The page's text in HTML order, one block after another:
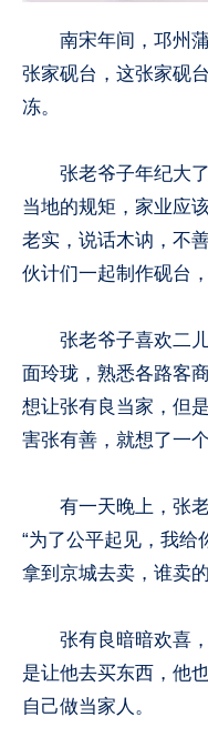
南宋年间，邛州蒲江盛产砚台，其中最有名的当数
张家砚台，这张家砚
冻。
张老爷子年纪大了
当地的规矩，家业应
老实，说话木讷，不
伙计们一起制作砚台
张老爷子喜欢二儿
面玲珑，熟悉各路客
想让张有良当家，但
害张有善，就想了一个
有一天晚上，张老
“为了公平起见，我给
拿到京城去卖，谁卖
张有良暗暗欢喜，
是让他去买东西，他
自己做当家人。